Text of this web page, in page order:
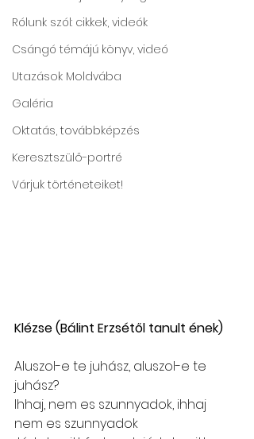
Rólunk szól: cikkek, videók
Csángó témájú könyv, videó
Utazások Moldvába
Galéria
Oktatás, továbbképzés
Keresztszülő-portré
Várjuk történeteiket!
Klézse (Bálint Erzsétől tanult ének)
Aluszol-e te juhász, aluszol-e te
juhász?
Ihhaj, nem es szunnyadok, ihhaj
nem es szunnyadok